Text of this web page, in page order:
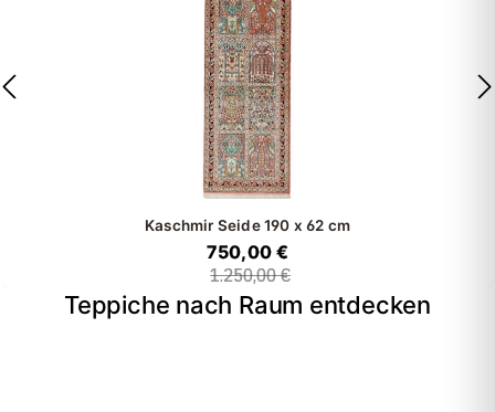
Kaschmir Seide 190 x 62 cm
750,00 €
1.250,00 €
Teppiche nach Raum entdecken
Wohnzimmer